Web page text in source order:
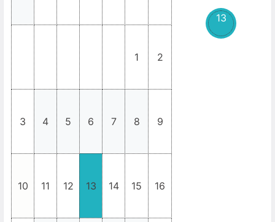
1 2
3 4 5 6 7 8 9
10 11 12 13 14 15 16
13